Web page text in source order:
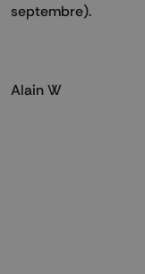
septembre).
Alain W